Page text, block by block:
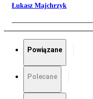
Łukasz Majchrzyk
Powiązane
Polecane